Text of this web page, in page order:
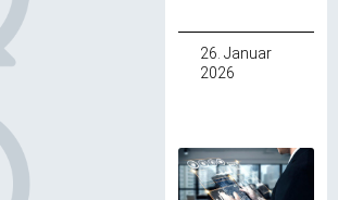
26. Januar
2026